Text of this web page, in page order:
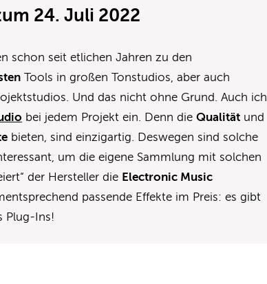
24. Juli 2022
schon seit etlichen Jahren zu den
Tools in großen Tonstudios, aber auch
Und das nicht ohne Grund. Auch ich
bei jedem Projekt ein. Denn dieQualität und
bieten, sind einzigartig. Deswegen sind solche
um die eigene Sammlung mit solchen
der Hersteller die Electronic Music
passende Effekte im Preis: es gibt
Plug-Ins!